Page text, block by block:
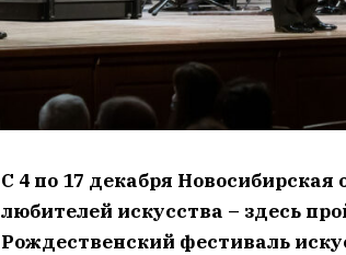
С 4 по 17 декабря
любителей искусства – здесь
Рождественский фестиваль